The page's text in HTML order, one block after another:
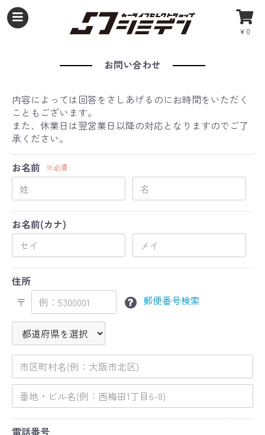
￥0
お問い合わせ
内容によっては回答をさしあげるのにお時間をいただく
こともございます。
また、休業日は翌営業日以降の対応となりますのでご了
承ください。
お名前 ※必須
お名前(カナ)
住所
〒
郵便番号検索
電話番号